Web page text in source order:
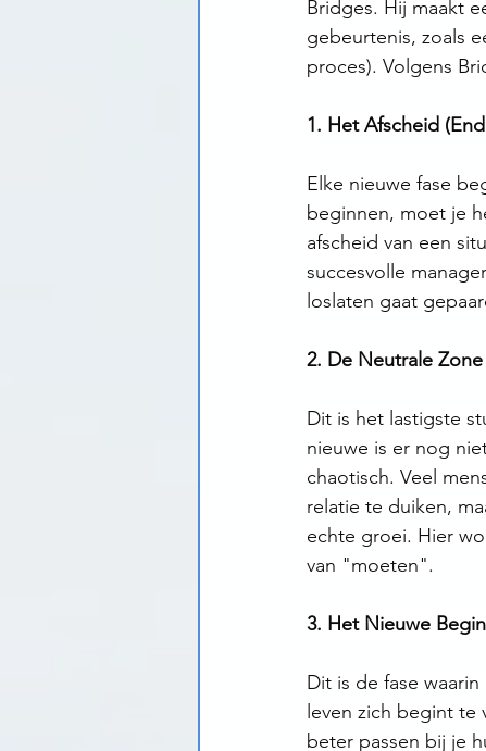
Bridges. Hij maakt
gebeurtenis, zoals
proces). Volgens
1. Het Afscheid
Elke nieuwe fase
beginnen, moet je
afscheid van een
succesvolle
loslaten gaat
2. De Neutrale
Dit is het lastigste
nieuwe is er nog
chaotisch. Veel
relatie te duiken,
echte groei. Hier
van "moeten".
3. Het Nieuwe
Dit is de fase
leven zich begint te
beter passen bij je